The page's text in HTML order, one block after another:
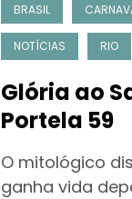
BRASIL
NOTÍCIAS RIO
Glória ao
Portela 59
O mitológico
ganha vida